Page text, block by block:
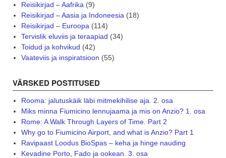
Reisikirjad – Aafrika (9)
Reisikirjad – Aasia ja Indoneesia (18)
Reisikirjad – Euroopa (114)
Tervislik eluviis ja teraapiad (34)
Toidud ja kohvikud (42)
Vaateviis ja inspiratsioon (55)
VÄRSKED POSTITUSED
Rooma: jalutuskäik läbi mitmekihilise aja. 2. osa
Miks minna Fiumicino lennujaama ja mis on Anzio? 1. osa
Rome: A Walk Through Layers of Time. Part 2
Why go to Fiumicino Airport, and what is Anzio? Part 1
Ravipaast Loodus BioSpas – keha ja hinge nauding
Kevadine Porto, Fado ja ookean. 3. osa